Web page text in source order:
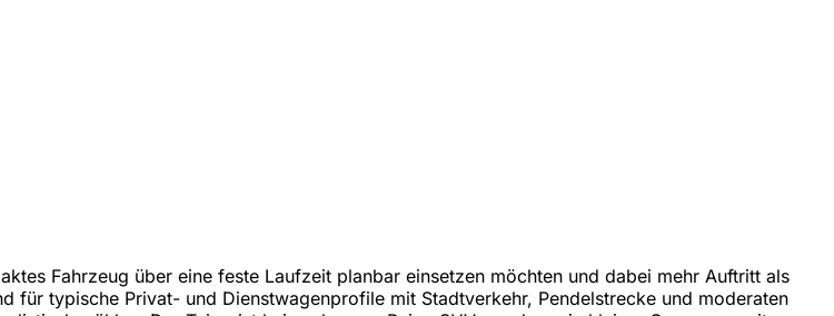
Fahrzeug über eine feste Laufzeit planbar einsetzen möchten und dabei mehr Auftritt als
für typische Privat- und Dienstwagenprofile mit Stadtverkehr, Pendelstrecke und moderaten